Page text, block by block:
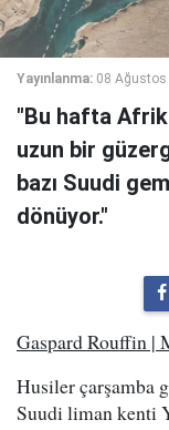
Yayınlanma: 08
"Bu hafta
uzun bir
bazı Suudi
dönüyor."
Gaspard Rouffin |
Husiler çarşamba
Suudi liman kenti